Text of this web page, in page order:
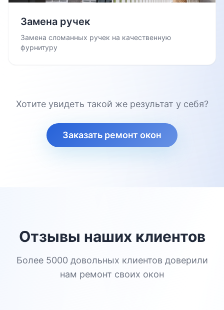
Замена ручек
Замена сломанных ручек на качественную
фурнитуру
Хотите увидеть такой же результат у себя?
Заказать ремонт окон
Отзывы наших клиентов
Более 5000 довольных клиентов доверили
нам ремонт своих окон